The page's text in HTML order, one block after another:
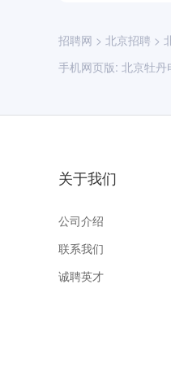
招聘网 > 北京招聘 >
手机网页版: 北京牡丹
关于我们
公司介绍
联系我们
诚聘英才